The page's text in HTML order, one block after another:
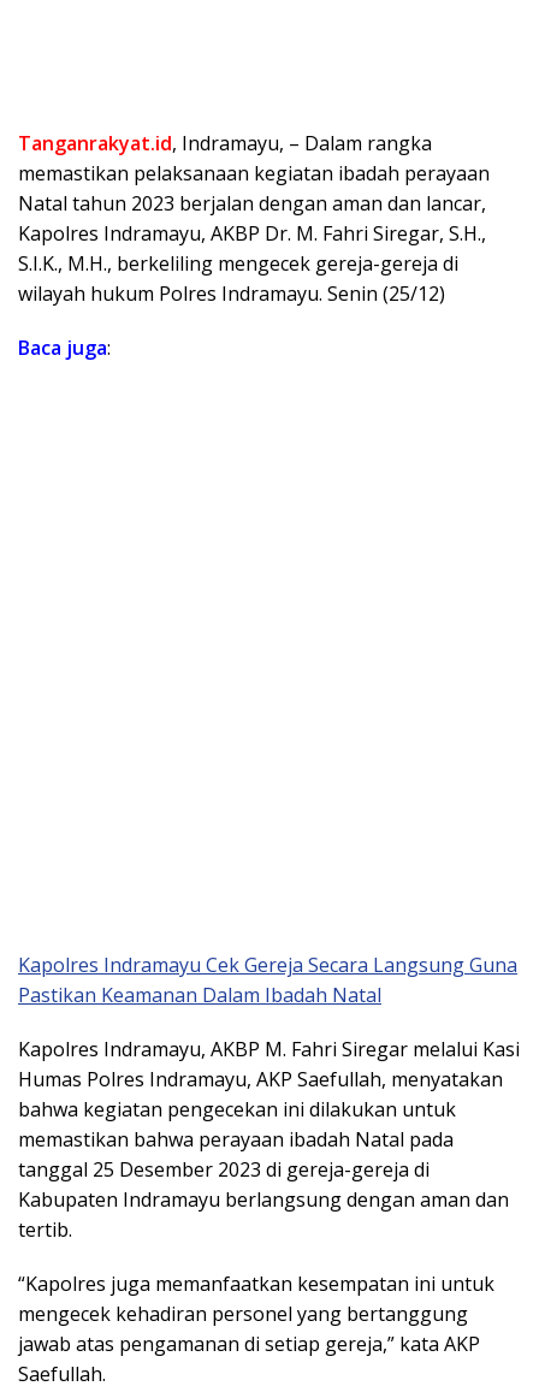
Tanganrakyat.id, Indramayu, – Dalam rangka
memastikan pelaksanaan kegiatan ibadah perayaan
Natal tahun 2023 berjalan dengan aman dan lancar,
Kapolres Indramayu, AKBP Dr. M. Fahri Siregar, S.H.,
S.I.K., M.H., berkeliling mengecek gereja-gereja di
wilayah hukum Polres Indramayu. Senin (25/12)
Baca juga:
Kapolres Indramayu Cek Gereja Secara Langsung Guna
Pastikan Keamanan Dalam Ibadah Natal
Kapolres Indramayu, AKBP M. Fahri Siregar melalui Kasi
Humas Polres Indramayu, AKP Saefullah, menyatakan
bahwa kegiatan pengecekan ini dilakukan untuk
memastikan bahwa perayaan ibadah Natal pada
tanggal 25 Desember 2023 di gereja-gereja di
Kabupaten Indramayu berlangsung dengan aman dan
tertib.
“Kapolres juga memanfaatkan kesempatan ini untuk
mengecek kehadiran personel yang bertanggung
jawab atas pengamanan di setiap gereja,” kata AKP
Saefullah.